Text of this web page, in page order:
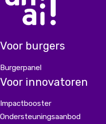
Voor burgers
Burgerpanel
Voor innovatoren
Impactbooster
Ondersteuningsaanbod